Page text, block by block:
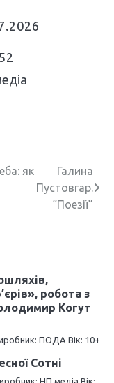
як
Галина
Пустовгар.
“Поезії”
робота з
Когут
ПОДА Вік: 10+
Сотні
НП медіа Вік: